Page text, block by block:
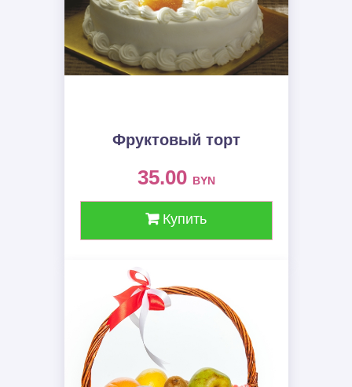
Фруктовый торт
35.00 BYN
Купить